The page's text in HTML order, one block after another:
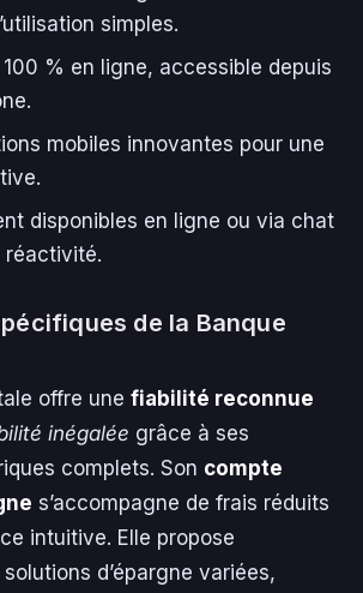
simples.
% en ligne, accessible depuis
mobiles innovantes pour une
disponibles en ligne ou via chat
réactivité.
de la Banque
offre une fiabilité reconnue
inégalée grâce à ses
complets. Son compte
s’accompagne de frais réduits
intuitive. Elle propose
d’épargne variées,